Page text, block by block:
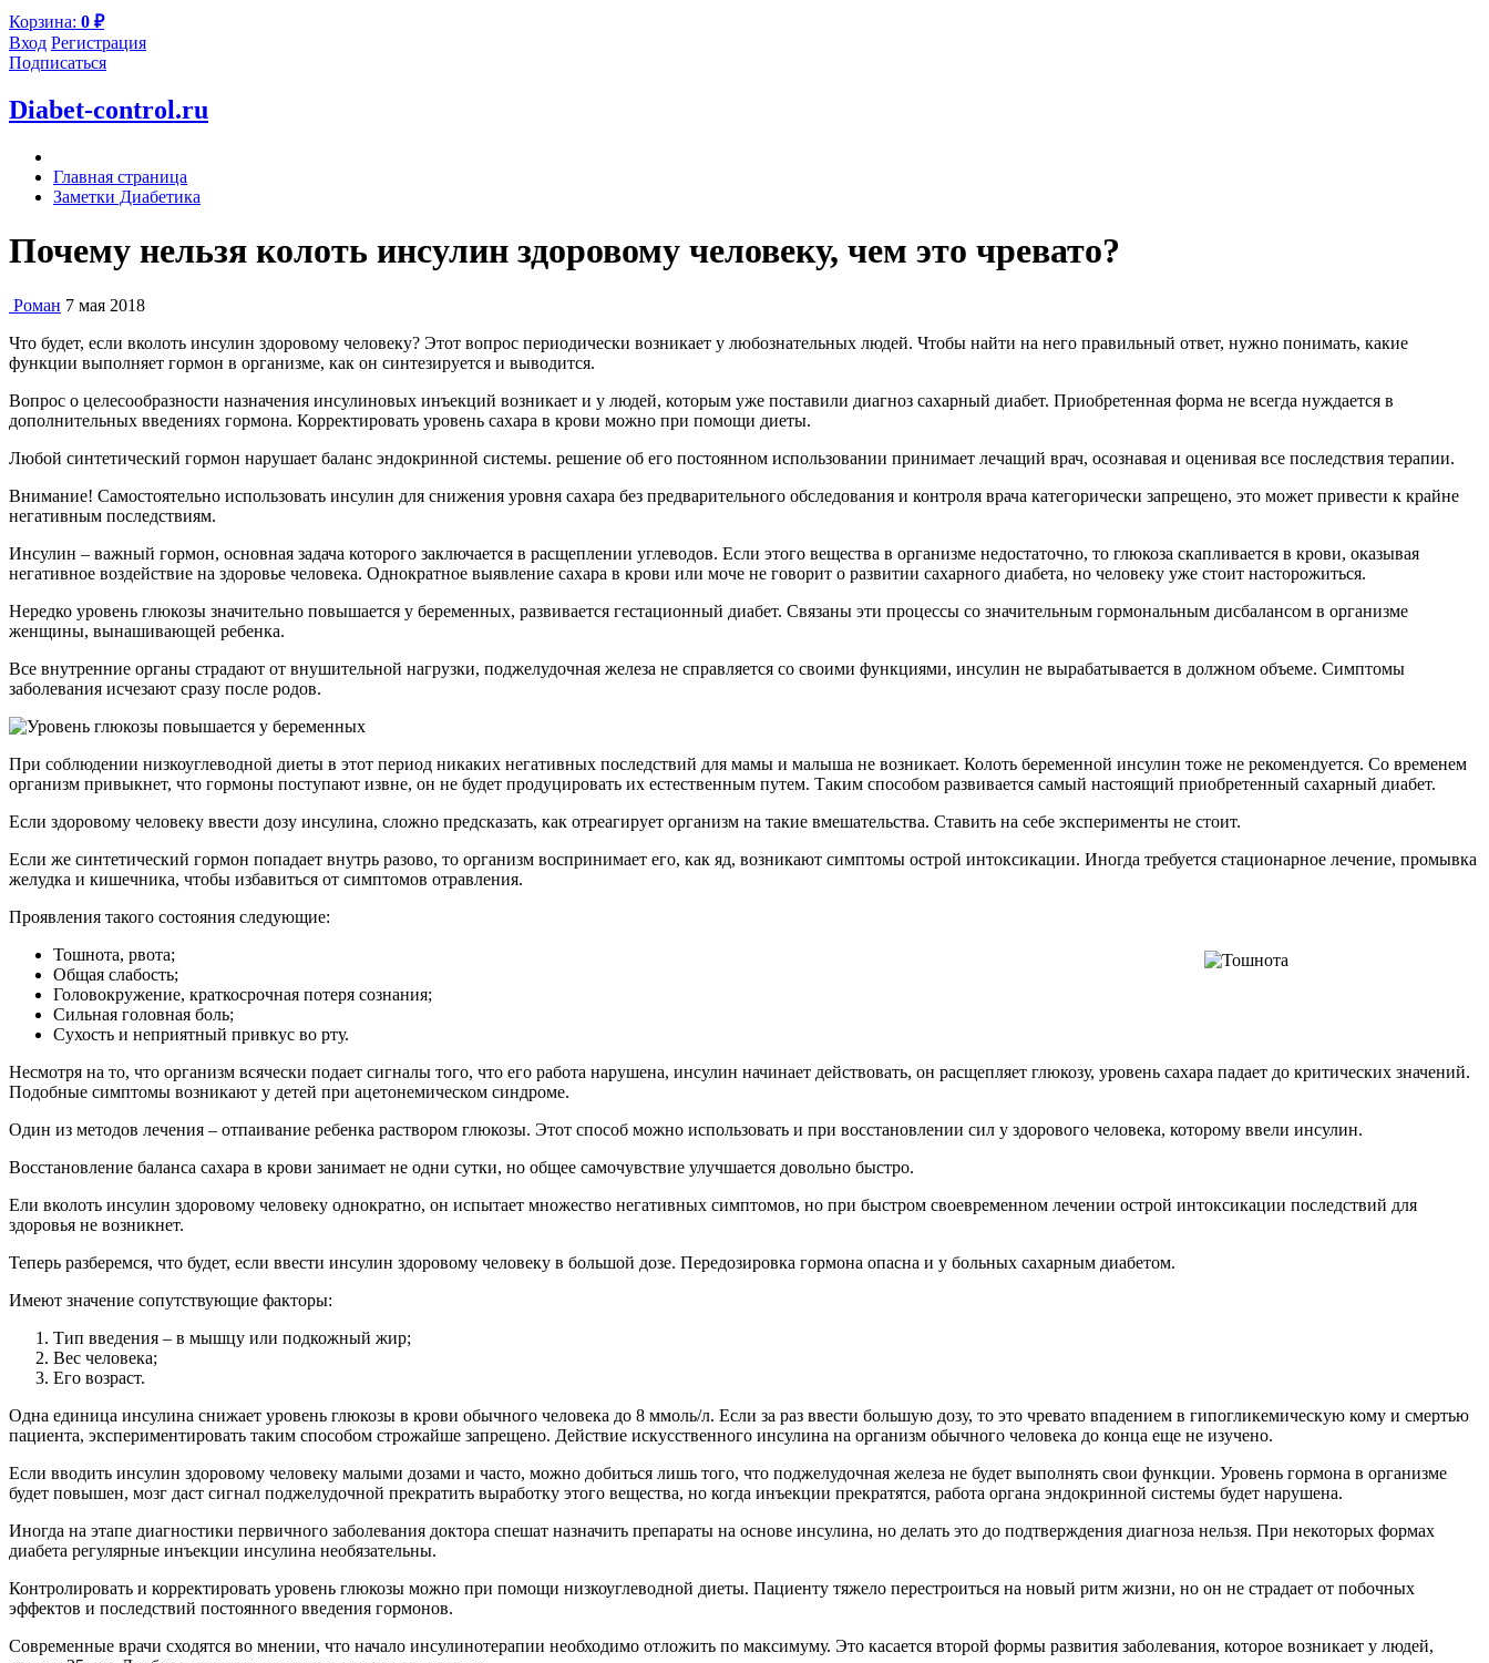
Корзина: 0 ₽
Вход Регистрация
Подписаться
Diabet-control.ru
Главная страница
Заметки Диабетика
Почему нельзя колоть инсулин здоровому человеку, чем это чревато?
Роман 7 мая 2018
Что будет, если вколоть инсулин здоровому человеку? Этот вопрос периодически возникает у любознательных людей. Чтобы найти на него правильный ответ, нужно понимать, какие
функции выполняет гормон в организме, как он синтезируется и выводится.
Вопрос о целесообразности назначения инсулиновых инъекций возникает и у людей, которым уже поставили диагноз сахарный диабет. Приобретенная форма не всегда нуждается в
дополнительных введениях гормона. Корректировать уровень сахара в крови можно при помощи диеты.
Любой синтетический гормон нарушает баланс эндокринной системы. решение об его постоянном использовании принимает лечащий врач, осознавая и оценивая все последствия терапии.
Внимание! Самостоятельно использовать инсулин для снижения уровня сахара без предварительного обследования и контроля врача категорически запрещено, это может привести к крайне
негативным последствиям.
Инсулин – важный гормон, основная задача которого заключается в расщеплении углеводов. Если этого вещества в организме недостаточно, то глюкоза скапливается в крови, оказывая
негативное воздействие на здоровье человека. Однократное выявление сахара в крови или моче не говорит о развитии сахарного диабета, но человеку уже стоит насторожиться.
Нередко уровень глюкозы значительно повышается у беременных, развивается гестационный диабет. Связаны эти процессы со значительным гормональным дисбалансом в организме
женщины, вынашивающей ребенка.
Все внутренние органы страдают от внушительной нагрузки, поджелудочная железа не справляется со своими функциями, инсулин не вырабатывается в должном объеме. Симптомы
заболевания исчезают сразу после родов.
При соблюдении низкоуглеводной диеты в этот период никаких негативных последствий для мамы и малыша не возникает. Колоть беременной инсулин тоже не рекомендуется. Со временем
организм привыкнет, что гормоны поступают извне, он не будет продуцировать их естественным путем. Таким способом развивается самый настоящий приобретенный сахарный диабет.
Если здоровому человеку ввести дозу инсулина, сложно предсказать, как отреагирует организм на такие вмешательства. Ставить на себе эксперименты не стоит.
Если же синтетический гормон попадает внутрь разово, то организм воспринимает его, как яд, возникают симптомы острой интоксикации. Иногда требуется стационарное лечение, промывка
желудка и кишечника, чтобы избавиться от симптомов отравления.
Проявления такого состояния следующие:
Тошнота, рвота;
Общая слабость;
Головокружение, краткосрочная потеря сознания;
Сильная головная боль;
Сухость и неприятный привкус во рту.
Несмотря на то, что организм всячески подает сигналы того, что его работа нарушена, инсулин начинает действовать, он расщепляет глюкозу, уровень сахара падает до критических значений.
Подобные симптомы возникают у детей при ацетонемическом синдроме.
Один из методов лечения – отпаивание ребенка раствором глюкозы. Этот способ можно использовать и при восстановлении сил у здорового человека, которому ввели инсулин.
Восстановление баланса сахара в крови занимает не одни сутки, но общее самочувствие улучшается довольно быстро.
Ели вколоть инсулин здоровому человеку однократно, он испытает множество негативных симптомов, но при быстром своевременном лечении острой интоксикации последствий для
здоровья не возникнет.
Теперь разберемся, что будет, если ввести инсулин здоровому человеку в большой дозе. Передозировка гормона опасна и у больных сахарным диабетом.
Имеют значение сопутствующие факторы:
Тип введения – в мышцу или подкожный жир;
Вес человека;
Его возраст.
Одна единица инсулина снижает уровень глюкозы в крови обычного человека до 8 ммоль/л. Если за раз ввести большую дозу, то это чревато впадением в гипогликемическую кому и смертью
пациента, экспериментировать таким способом строжайше запрещено. Действие искусственного инсулина на организм обычного человека до конца еще не изучено.
Если вводить инсулин здоровому человеку малыми дозами и часто, можно добиться лишь того, что поджелудочная железа не будет выполнять свои функции. Уровень гормона в организме
будет повышен, мозг даст сигнал поджелудочной прекратить выработку этого вещества, но когда инъекции прекратятся, работа органа эндокринной системы будет нарушена.
Иногда на этапе диагностики первичного заболевания доктора спешат назначить препараты на основе инсулина, но делать это до подтверждения диагноза нельзя. При некоторых формах
диабета регулярные инъекции инсулина необязательны.
Контролировать и корректировать уровень глюкозы можно при помощи низкоуглеводной диеты. Пациенту тяжело перестроиться на новый ритм жизни, но он не страдает от побочных
эффектов и последствий постоянного введения гормонов.
Современные врачи сходятся во мнении, что начало инсулинотерапии необходимо отложить по максимуму. Это касается второй формы развития заболевания, которое возникает у людей,